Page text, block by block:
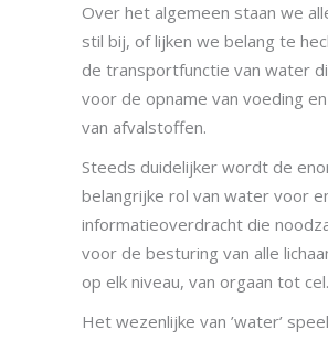
Over het algemeen staan we
stil bij, of lijken we belang te
de transportfunctie van water
voor de opname van voeding
van afvalstoffen.
Steeds duidelijker wordt de
belangrijke rol van water voor
informatieoverdracht die
voor de besturing van alle
op elk niveau, van orgaan tot cel.
Het wezenlijke van ’water’